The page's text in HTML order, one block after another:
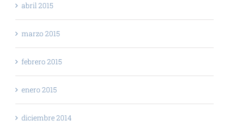
abril 2015
marzo 2015
febrero 2015
enero 2015
diciembre 2014